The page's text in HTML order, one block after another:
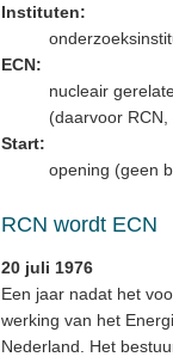
Instituten:
ECN:
nucleair
(daarvoor
Start:
opening (geen
RCN wordt ECN
20 juli 1976
Een jaar nadat het
werking van het
Nederland. Het